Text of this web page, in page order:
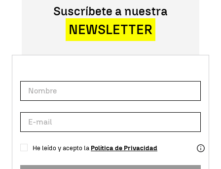
Suscríbete a nuestra
NEWSLETTER
He leído y acepto la Política de Privacidad